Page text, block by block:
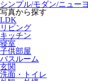
シンプル/モダン/ニュー
写真から探す
LDK
リビング
キッチン
寝室
子供部屋
バスルーム
玄関
洗面・トイレ